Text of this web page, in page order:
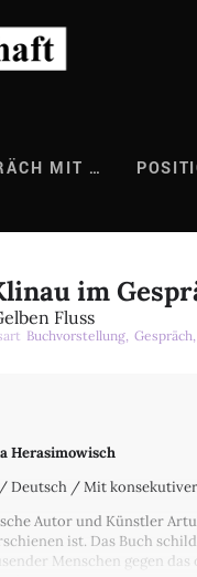
MIT …
im
Fluss
Buchvorstellung, Gespräch,
Herasimowisch
Deutsch / Mit
Autor und Künstler
ist. Das Buch
Menschen gegen